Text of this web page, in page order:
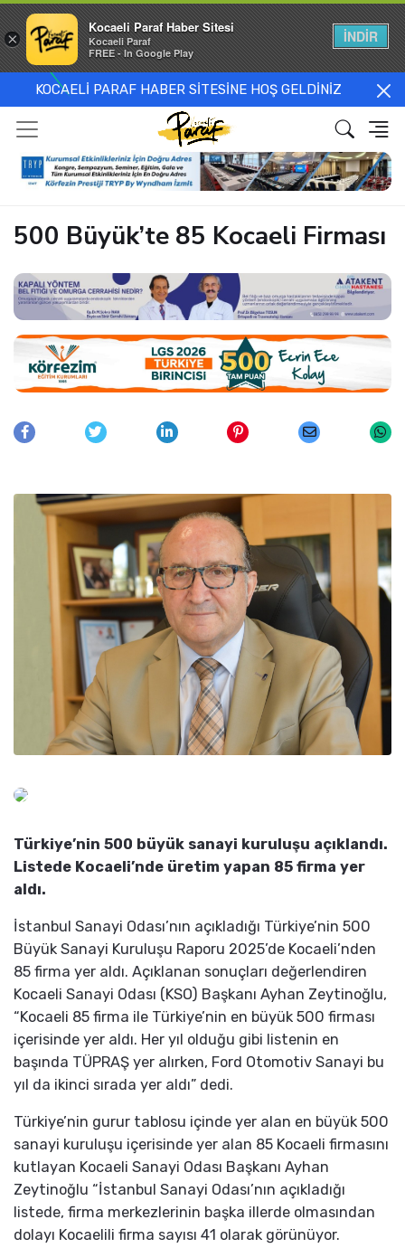
KOCAELİ PARAF HABER SİTESİNE HOŞ GELDİNİZ
500 Büyük’te 85 Kocaeli Firması
Türkiye’nin 500 büyük sanayi kuruluşu açıklandı.
Listede Kocaeli’nde üretim yapan 85 firma yer
aldı.
İstanbul Sanayi Odası’nın açıkladığı Türkiye’nin 500
Büyük Sanayi Kuruluşu Raporu 2025’de Kocaeli’nden
85 firma yer aldı. Açıklanan sonuçları değerlendiren
Kocaeli Sanayi Odası (KSO) Başkanı Ayhan Zeytinoğlu,
“Kocaeli 85 firma ile Türkiye’nin en büyük 500 firması
içerisinde yer aldı. Her yıl olduğu gibi listenin en
başında TÜPRAŞ yer alırken, Ford Otomotiv Sanayi bu
yıl da ikinci sırada yer aldı” dedi.
Türkiye’nin gurur tablosu içinde yer alan en büyük 500
sanayi kuruluşu içerisinde yer alan 85 Kocaeli firmasını
kutlayan Kocaeli Sanayi Odası Başkanı Ayhan
Zeytinoğlu “İstanbul Sanayi Odası’nın açıkladığı
listede, firma merkezlerinin başka illerde olmasından
dolayı Kocaelili firma sayısı 41 olarak görünüyor.
×
Kocaeli Paraf Haber Sitesi
Kocaeli Paraf
FREE - In Google Play
İNDİR